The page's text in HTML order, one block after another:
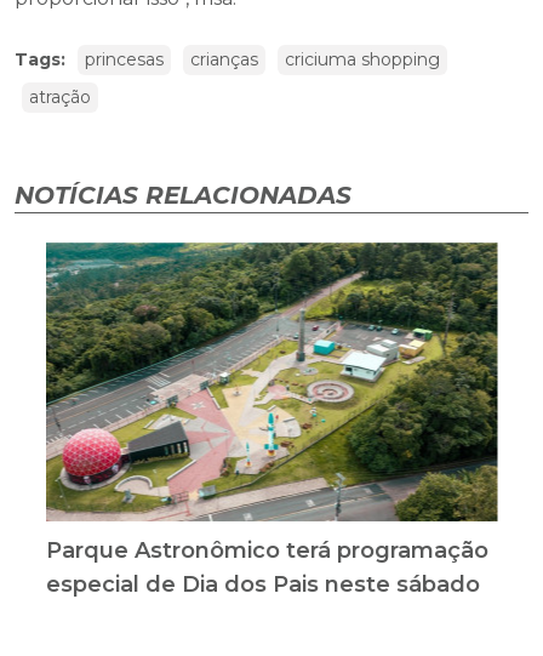
Tags: princesas crianças
criciuma shopping
atração
NOTÍCIAS RELACIONADAS
Parque Astronômico terá programação
especial de Dia dos Pais neste sábado